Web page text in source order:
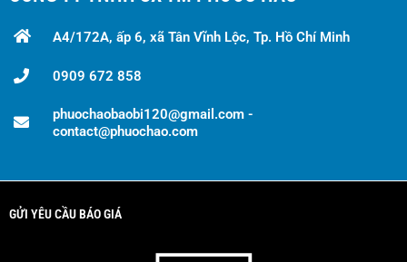
A4/172A, ấp 6, xã Tân Vĩnh Lộc, Tp. Hồ Chí Minh
0909 672 858
phuochaobaobi120@gmail.com -
contact@phuochao.com
GỬI YÊU CẦU BÁO GIÁ